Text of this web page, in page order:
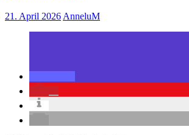
21. April 2026 AnneluM